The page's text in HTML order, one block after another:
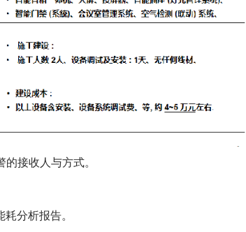
接收人与方式。
分析报告。